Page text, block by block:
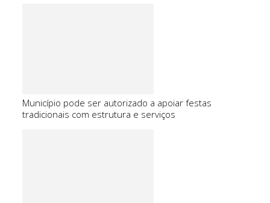
Município pode ser autorizado a apoiar festas
tradicionais com estrutura e serviços